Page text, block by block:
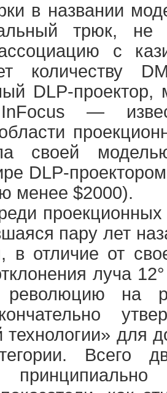
в названии
трюк, не
с
количеству
DLP-проектор,
—
своей
DLP-
менее $2000).
проекционных
пару лет
отличие от
луча
революцию на
технологии» для
Всего